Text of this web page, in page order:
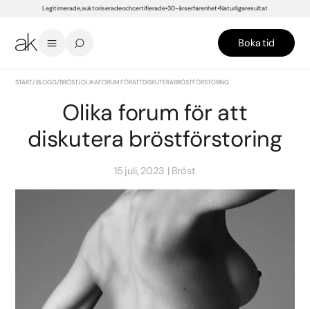
Legitimerade, auktoriserade och certifierade 30-års erfarenhet Naturliga resultat
Boka tid
START/BLOGG/BRÖST/OLIKA FORUM FÖR ATT DISKUTERA BRÖSTFÖRSTORING
Olika forum för att
diskutera bröstförstoring
15 juli, 2023 Bröst